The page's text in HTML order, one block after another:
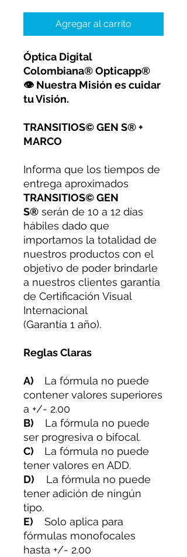
Agregar al carrito
Óptica Digital
Colombiana® Opticapp®
👁 Nuestra Misión es cuidar
tu Visión.
TRANSITIOS© GEN S® +
MARCO
Informa que los tiempos de
entrega aproximados
TRANSITIOS© GEN
S® serán de 10 a 12 días
hábiles dado que
importamos la totalidad de
nuestros productos con el
objetivo de poder brindarle
a nuestros clientes garantía
de Certificación Visual
Internacional
(Garantía 1 año).
Reglas Claras
A)
La fórmula no puede
contener valores superiores
a +/- 2.00
B)
La fórmula no puede
ser progresiva o bifocal.
C)
La fórmula no puede
tener valores en ADD.
D) La fórmula no puede
tener adición de ningún
tipo.
E)
Solo aplica para
fórmulas monofocales
hasta +/- 2.00